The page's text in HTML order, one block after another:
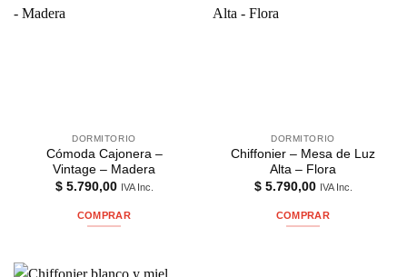
DORMITORIO
Cómoda Cajonera –
Vintage – Madera
$5.790,00 IVA Inc.
COMPRAR
DORMITORIO
Chiffonier – Mesa de Luz
Alta – Flora
$5.790,00 IVA Inc.
COMPRAR